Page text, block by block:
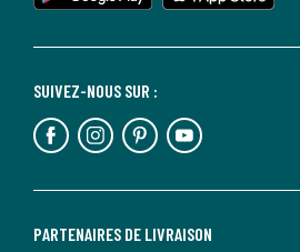
PARTENAIRES DE LIVRAISON
SUIVEZ-NOUS SUR :